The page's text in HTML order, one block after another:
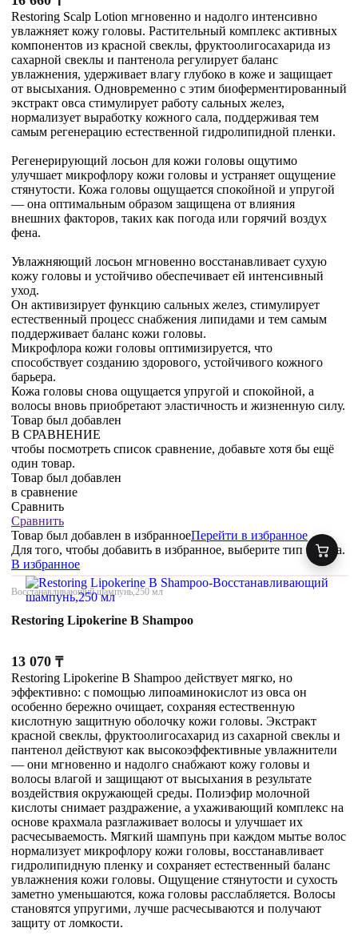
Restoring Scalp Lotion мгновенно и надолго интенсивно
увлажняет кожу головы. Растительный комплекс активных
компонентов из красной свеклы, фруктоолигосахарида из
сахарной свеклы и пантенола регулирует баланс
увлажнения, удерживает влагу глубоко в коже и защищает
от высыхания. Одновременно с этим биоферментированный
экстракт овса стимулирует работу сальных желез,
нормализует выработку кожного сала, поддерживая тем
самым регенерацию естественной гидролипидной пленки.
Регенерирующий лосьон для кожи головы ощутимо
улучшает микрофлору кожи головы и устраняет ощущение
стянутости. Кожа головы ощущается спокойной и упругой
— она оптимальным образом защищена от влияния
внешних факторов, таких как погода или горячий воздух
фена.
Увлажняющий лосьон мгновенно восстанавливает сухую
кожу головы и устойчиво обеспечивает ей интенсивный
уход.
Он активизирует функцию сальных желез, стимулирует
естественный процесс снабжения липидами и тем самым
поддерживает баланс кожи головы.
Микрофлора кожи головы оптимизируется, что
способствует созданию здорового, устойчивого кожного
барьера.
Кожа головы снова ощущается упругой и спокойной, а
волосы вновь приобретают эластичность и жизненную силу.
Товар был добавлен
В СРАВНЕНИЕ
чтобы посмотреть список сравнение, добавьте хотя бы ещё
один товар.
Товар был добавлен
в сравнение
Сравнить
Сравнить
Товар был добавлен в избранноеПерейти в избранное
Для того, чтобы добавить в избранное, выберите тип товара.
В избранное
Восстанавливающий шампунь,250 мл
Restoring Lipokerine B Shampoo
13 070 ₸
Restoring Lipokerine B Shampoo действует мягко, но
эффективно: с помощью липоаминокислот из овса он
особенно бережно очищает, сохраняя естественную
кислотную защитную оболочку кожи головы. Экстракт
красной свеклы, фруктоолигосахарид из сахарной свеклы и
пантенол действуют как высокоэффективные увлажнители
— они мгновенно и надолго снабжают кожу головы и
волосы влагой и защищают от высыхания в результате
воздействия окружающей среды. Полиэфир молочной
кислоты снимает раздражение, а ухаживающий комплекс на
основе крахмала разглаживает волосы и улучшает их
расчесываемость. Мягкий шампунь при каждом мытье волос
нормализует микрофлору кожи головы, восстанавливает
гидролипидную пленку и сохраняет естественный баланс
увлажнения кожи головы. Ощущение стянутости и сухость
заметно уменьшаются, кожа головы расслабляется. Волосы
становятся упругими, лучше расчесываются и получают
защиту от ломкости.